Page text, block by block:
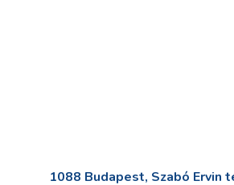
1088 Budapest, Szabó Ervin